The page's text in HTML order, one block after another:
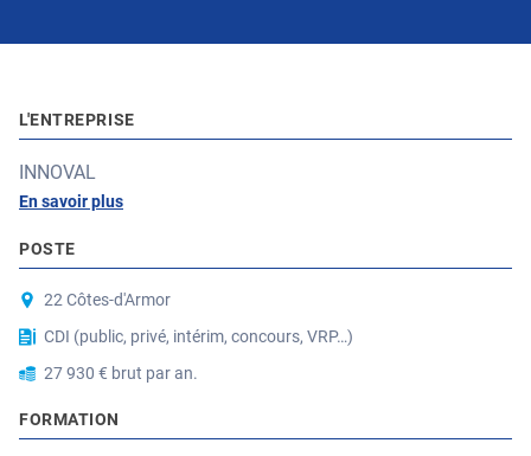
L'ENTREPRISE
INNOVAL
En savoir plus
POSTE
22 Côtes-d'Armor
CDI (public, privé, intérim, concours, VRP…)
27 930 € brut par an.
FORMATION